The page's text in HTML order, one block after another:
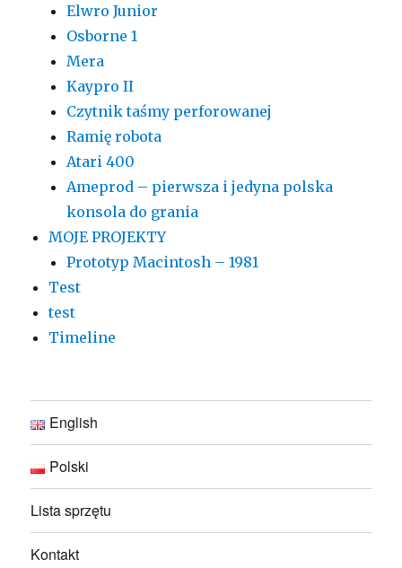
Elwro Junior
Osborne 1
Mera
Kaypro II
Czytnik taśmy perforowanej
Ramię robota
Atari 400
Ameprod – pierwsza i jedyna polska
konsola do grania
MOJE PROJEKTY
Prototyp Macintosh – 1981
Test
test
Timeline
English
Polski
Lista sprzętu
Kontakt